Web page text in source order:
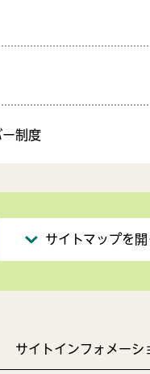
ー制度
サイトマップを開
サイトインフォメーシ